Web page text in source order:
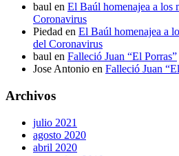
baul en El Baúl homenajea a los
Coronavirus
Piedad en El Baúl homenajea a
del Coronavirus
baul en Falleció Juan “El Porras”
Jose Antonio en Falleció Juan
Archivos
julio 2021
agosto 2020
abril 2020